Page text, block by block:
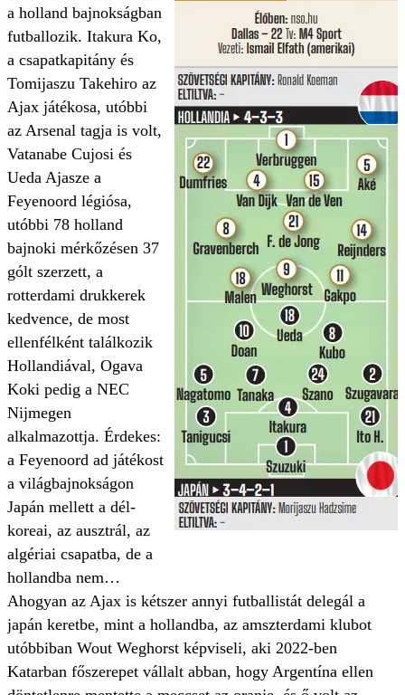
a holland bajnokságban
futballozik. Itakura Ko,
a csapatkapitány és
Tomijaszu Takehiro az
Ajax játékosa, utóbbi
az Arsenal tagja is volt,
Vatanabe Cujosi és
Ueda Ajasze a
Feyenoord légiósa,
utóbbi 78 holland
bajnoki mérkőzésen 37
gólt szerzett, a
rotterdami drukkerek
kedvence, de most
ellenfélként találkozik
Hollandiával, Ogava
Koki pedig a NEC
Nijmegen
alkalmazottja. Érdekes:
a Feyenoord ad játékost
a világbajnokságon
Japán mellett a dél-
koreai, az ausztrál, az
algériai csapatba, de a
hollandba nem…
Ahogyan az Ajax is kétszer annyi futballistát delegál a
japán keretbe, mint a hollandba, az amszterdami klubot
utóbbiban Wout Weghorst képviseli, aki 2022-ben
Katarban főszerepet vállalt abban, hogy Argentína ellen